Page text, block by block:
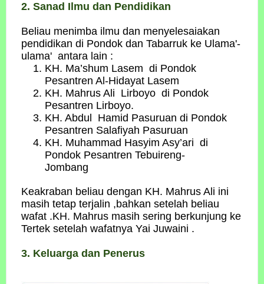
2. Sanad Ilmu dan Pendidikan
Beliau menimba ilmu dan menyelesaiakan
pendidikan di Pondok dan Tabarruk ke Ulama'-
ulama' antara lain :
KH. Ma’shum Lasem di Pondok
Pesantren Al-Hidayat Lasem
KH. Mahrus Ali Lirboyo di Pondok
Pesantren Lirboyo.
KH. Abdul Hamid Pasuruan di Pondok
Pesantren Salafiyah Pasuruan
KH. Muhammad Hasyim Asy’ari di
Pondok Pesantren Tebuireng-
Jombang
Keakraban beliau dengan KH. Mahrus Ali ini
masih tetap terjalin ,bahkan setelah beliau
wafat .KH. Mahrus masih sering berkunjung ke
Tertek setelah wafatnya Yai Juwaini .
3. Keluarga dan Penerus